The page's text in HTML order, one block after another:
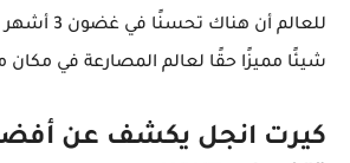
للعالم أن
شيئًا مميزًا حقًا لعالم المصارعة في مكان
كيرت انجل يكشف عن